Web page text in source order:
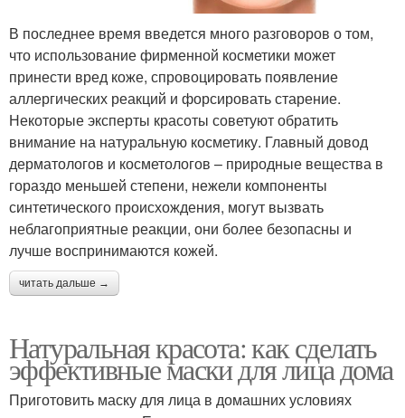
В последнее время введется много разговоров о том,
что использование фирменной косметики может
принести вред коже, спровоцировать появление
аллергических реакций и форсировать старение.
Некоторые эксперты красоты советуют обратить
внимание на натуральную косметику. Главный довод
дерматологов и косметологов – природные вещества в
гораздо меньшей степени, нежели компоненты
синтетического происхождения, могут вызвать
неблагоприятные реакции, они более безопасны и
лучше воспринимаются кожей.
читать дальше →
Натуральная красота: как сделать
эффективные маски для лица дома
Приготовить маску для лица в домашних условиях